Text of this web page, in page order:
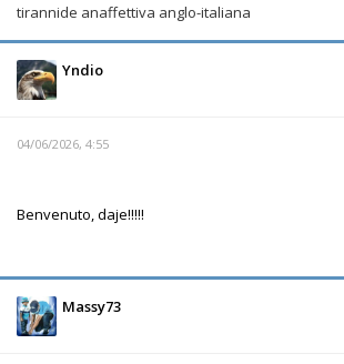
tirannide anaffettiva anglo-italiana
Yndio
04/06/2026, 4:55
Benvenuto, daje!!!!!
Massy73